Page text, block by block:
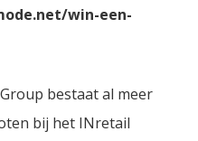
win-een-
bestaat al meer
bij het INretail